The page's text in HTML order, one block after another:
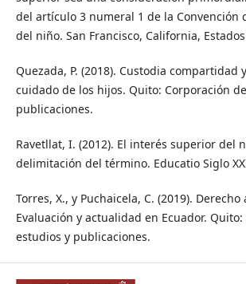
del artículo 3 numeral 1 de la Convención
del niño. San Francisco, California,
Quezada, P. (2018). Custodia compartidad
cuidado de los hijos. Quito: Corporación
publicaciones.
Ravetllat, I. (2012). El interés superior del
delimitación del término. Educatio Siglo
Torres, X., y Puchaicela, C. (2019).
Evaluación y actualidad en Ecuador.
estudios y publicaciones.